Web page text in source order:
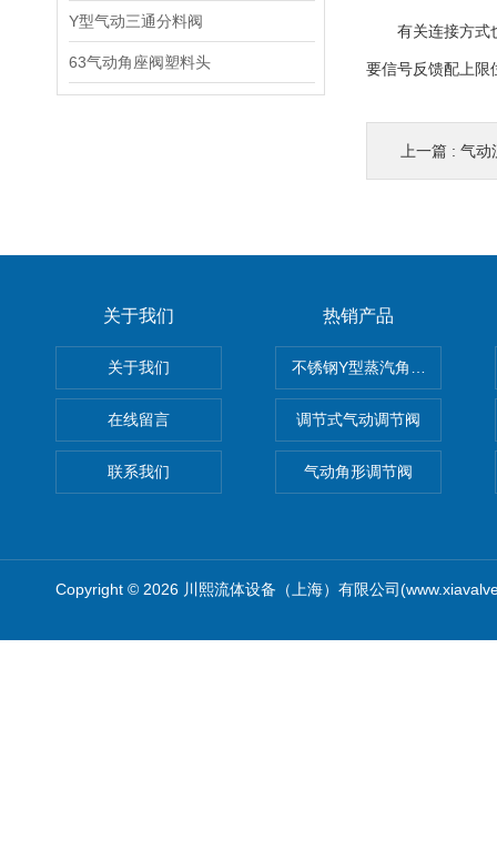
Y型气动三通分料阀
63气动角座阀塑料头
有关连接方式也
要信号反馈配上限
上一篇 : 气动
关于我们
关于我们
在线留言
联系我们
热销产品
不锈钢Y型蒸汽角座阀
调节式气动调节阀
气动角形调节阀
Copyright © 2026 川熙流体设备（上海）有限公司